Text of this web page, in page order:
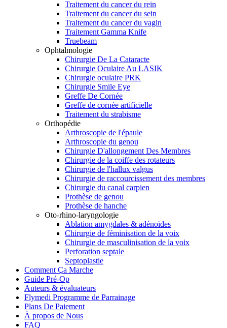
Traitement du cancer du rein
Traitement du cancer du sein
Traitement du cancer du vagin
Traitement Gamma Knife
Truebeam
Ophtalmologie
Chirurgie De La Cataracte
Chirurgie Oculaire Au LASIK
Chirurgie oculaire PRK
Chirurgie Smile Eye
Greffe De Cornée
Greffe de cornée artificielle
Traitement du strabisme
Orthopédie
Arthroscopie de l'épaule
Arthroscopie du genou
Chirurgie D'allongement Des Membres
Chirurgie de la coiffe des rotateurs
Chirurgie de l'hallux valgus
Chirurgie de raccourcissement des membres
Chirurgie du canal carpien
Prothèse de genou
Prothèse de hanche
Oto-rhino-laryngologie
Ablation amygdales & adénoïdes
Chirurgie de féminisation de la voix
Chirurgie de masculinisation de la voix
Perforation septale
Septoplastie
Comment Ça Marche
Guide Pré-Op
Auteurs & évaluateurs
Flymedi Programme de Parrainage
Plans De Paiement
À propos de Nous
FAQ